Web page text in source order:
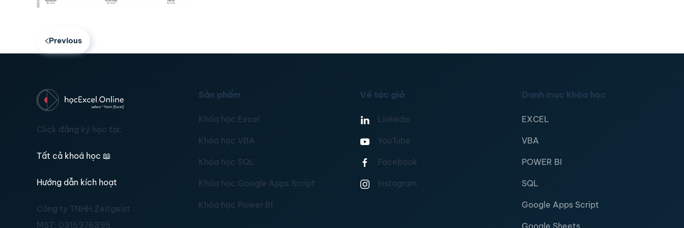
Previous
Click đăng ký học tại:
Tất cả khoá học 📖
Hướng dẫn kích hoạt
Công ty TNHH Zeitgeist
MST: 0315976395
Sản phẩm
Khóa học Excel
Khóa học VBA
Khóa học SQL
Khóa học Google Apps Script
Khóa học Power BI
Về tác giả
Linkedin
YouTube
Facebook
Instagram
Danh mục khóa học
EXCEL
VBA
POWER BI
SQL
Google Apps Script